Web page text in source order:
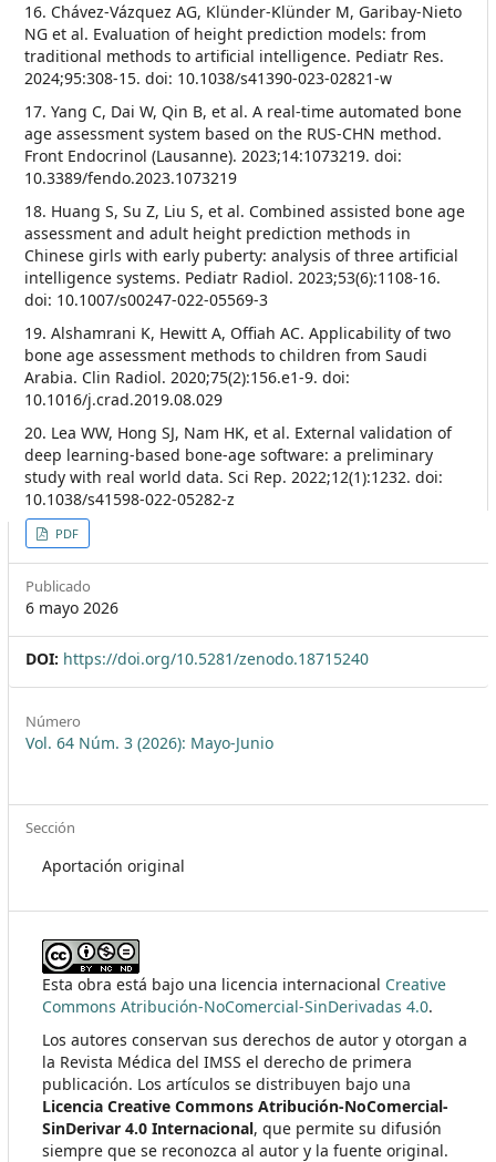
16. Chávez-Vázquez AG, Klünder-Klünder M, Garibay-Nieto
NG et al. Evaluation of height prediction models: from
traditional methods to artificial intelligence. Pediatr Res.
2024;95:308-15. doi: 10.1038/s41390-023-02821-w
17. Yang C, Dai W, Qin B, et al. A real-time automated bone
age assessment system based on the RUS-CHN method.
Front Endocrinol (Lausanne). 2023;14:1073219. doi:
10.3389/fendo.2023.1073219
18. Huang S, Su Z, Liu S, et al. Combined assisted bone age
assessment and adult height prediction methods in
Chinese girls with early puberty: analysis of three artificial
intelligence systems. Pediatr Radiol. 2023;53(6):1108-16.
doi: 10.1007/s00247-022-05569-3
19. Alshamrani K, Hewitt A, Offiah AC. Applicability of two
bone age assessment methods to children from Saudi
Arabia. Clin Radiol. 2020;75(2):156.e1-9. doi:
10.1016/j.crad.2019.08.029
20. Lea WW, Hong SJ, Nam HK, et al. External validation of
deep learning-based bone-age software: a preliminary
study with real world data. Sci Rep. 2022;12(1):1232. doi:
10.1038/s41598-022-05282-z
PDF
Publicado
6 mayo 2026
DOI: https://doi.org/10.5281/zenodo.18715240
Número
Vol. 64 Núm. 3 (2026): Mayo-Junio
Sección
Aportación original
Esta obra está bajo una licencia internacional Creative
Commons Atribución-NoComercial-SinDerivadas 4.0.
Los autores conservan sus derechos de autor y otorgan a
la Revista Médica del IMSS el derecho de primera
publicación. Los artículos se distribuyen bajo una
Licencia Creative Commons Atribución-NoComercial-
SinDerivar 4.0 Internacional, que permite su difusión
siempre que se reconozca al autor y la fuente original.